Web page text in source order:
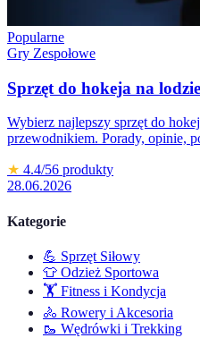
Popularne
Gry Zespołowe
Sprzęt do hokeja na
Wybierz najlepszy sprzęt do
przewodnikiem. Porady, opinie,
★ 4.4/56 produkty
28.06.2026
Kategorie
💪 Sprzęt Siłowy
👕 Odzież Sportowa
🏋️ Fitness i Kondycja
🚴 Rowery i Akcesoria
🥾 Wędrówki i Trekking